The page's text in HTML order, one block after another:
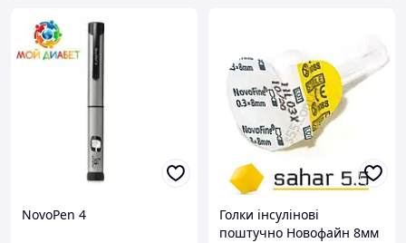
NovoPen 4
Голки інсулінові
поштучно Новофайн 8мм